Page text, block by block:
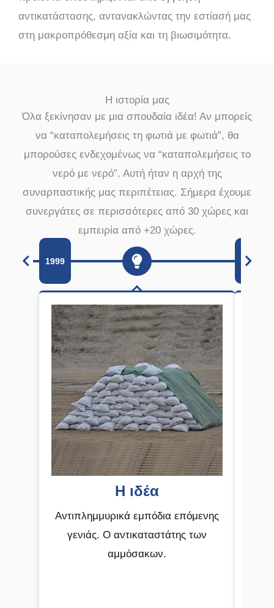
αντικατάστασης, αντανακλώντας την εστίασή μας
στη μακροπρόθεσμη αξία και τη βιωσιμότητα.
Η ιστορία μας
Όλα ξεκίνησαν με μια σπουδαία ιδέα! Αν μπορείς
να “καταπολεμήσεις τη φωτιά με φωτιά”, θα
μπορούσες ενδεχομένως να “καταπολεμήσεις το
νερό με νερό”. Αυτή ήταν η αρχή της
συναρπαστικής μας περιπέτειας. Σήμερα έχουμε
συνεργάτες σε περισσότερες από 30 χώρες και
εμπειρία από +20 χώρες.
1999
Η ιδέα
Αντιπλημμυρικά εμπόδια επόμενης
γενιάς. Ο αντικαταστάτης των
αμμόσακων.
2000